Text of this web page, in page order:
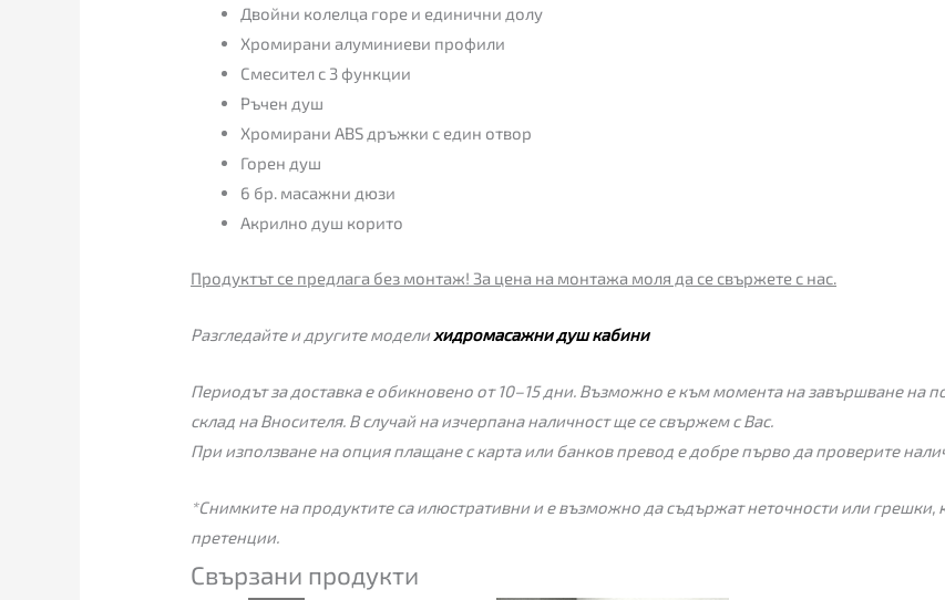
Двойни колелца горе и единични долу
Хромирани алуминиеви профили
Смесител с 3 функции
Ръчен душ
Хромирани ABS дръжки с един отвор
Горен душ
6 бр. масажни дюзи
Акрилно душ корито
Продуктът се предлага без монтаж! За цена на монтажа моля да се свържете с нас.
Разгледайте и другите моделихидромасажни душ кабини
Периодът за доставка е обикновено от 10–15 дни. Възможно е към момента на завършване на
склад на Вносителя. В случай на изчерпана наличност ще се свържем с Вас.
При използване на опция плащане с карта или банков превод е добре първо да проверите
*Снимките на продуктите са илюстративни и е възможно да съдържат неточности или грешки,
претенции.
Свързани продукти